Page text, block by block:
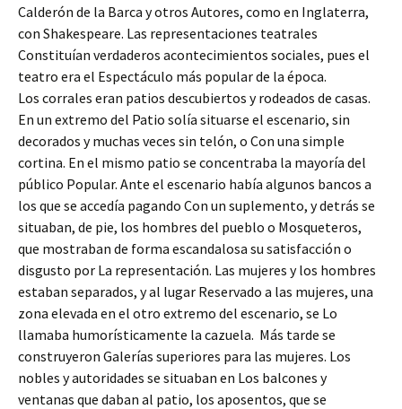
Calderón de la Barca y otros Autores, como en Inglaterra,
con Shakespeare. Las representaciones teatrales
Constituían verdaderos acontecimientos sociales, pues el
teatro era el Espectáculo más popular de la época.
Los corrales eran patios descubiertos y rodeados de casas.
En un extremo del Patio solía situarse el escenario, sin
decorados y muchas veces sin telón, o Con una simple
cortina. En el mismo patio se concentraba la mayoría del
público Popular. Ante el escenario había algunos bancos a
los que se accedía pagando Con un suplemento, y detrás se
situaban, de pie, los hombres del pueblo o Mosqueteros,
que mostraban de forma escandalosa su satisfacción o
disgusto por La representación. Las mujeres y los hombres
estaban separados, y al lugar Reservado a las mujeres, una
zona elevada en el otro extremo del escenario, se Lo
llamaba humorísticamente la cazuela. Más tarde se
construyeron Galerías superiores para las mujeres. Los
nobles y autoridades se situaban en Los balcones y
ventanas que daban al patio, los aposentos, que se